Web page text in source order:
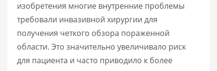
изобретения многие внутренние проблемы
требовали инвазивной хирургии для
получения четкого обзора пораженной
области. Это значительно увеличивало риск
для пациента и часто приводило к более